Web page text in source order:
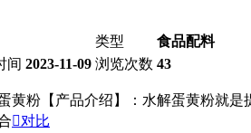
类型
食品配料
间 2023-11-09 浏览次数 43
黄粉【产品介绍】：水解蛋黄粉就
对比